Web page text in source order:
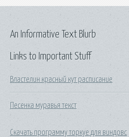
Links to Important Stuff
Властелин красный кут расписание
Песенка муравья текст
Скачать программу торкуе для виндовс
An Informative Text Blurb